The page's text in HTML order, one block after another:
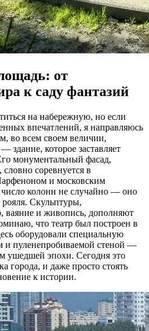
от
к саду фантазий
на набережную, но если
впечатлений, я направляюсь
во всем своем величии,
здание, которое заставляет
монументальный фасад,
соревнуется в
и московским
колонн не случайно — оно
Скульптуры,
ваяние и живопись, дополняют
что театр был построен в
оборудовали специальную
и пуленепробиваемой стеной —
ушедшей эпохи. Сегодня это
города, и даже просто стоять
к истории.